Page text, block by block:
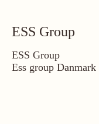
ESS Group
ESS Group
Ess group Danmark